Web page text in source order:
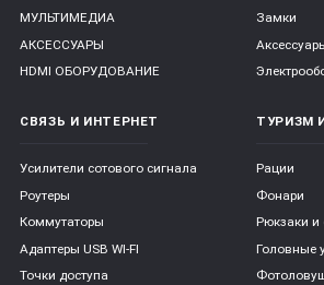
МУЛЬТИМЕДИА
АКСЕССУАРЫ
HDMI ОБОРУДОВАНИЕ
Замки
СВЯЗЬ И ИНТЕРНЕТ
Усилители сотового сигнала
Роутеры
Коммутаторы
Адаптеры USB WI-FI
Точки доступа
ТУРИЗМ
Рации
Фонари
Рюкзаки и
Головные